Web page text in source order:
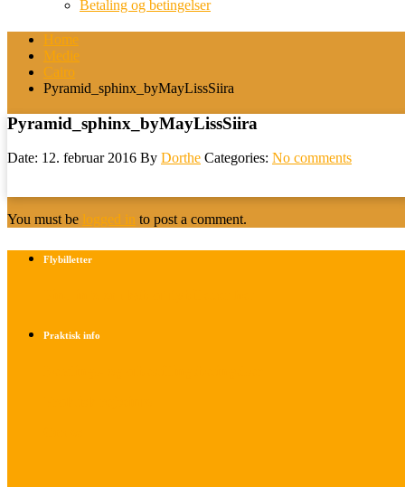
Betaling og betingelser
Home
Medie
Cairo
Pyramid_sphinx_byMayLissSiira
Pyramid_sphinx_byMayLissSiira
Date: 12. februar 2016 By Dorthe Categories: No comments
You must be logged in to post a comment.
Flybilletter
Praktisk info